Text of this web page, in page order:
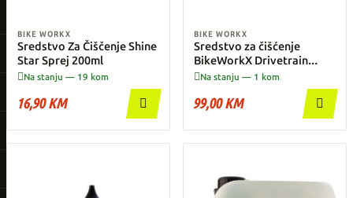
BIKE WORKX
Sredstvo Za Čiščenje Shine
Star Sprej 200ml
Na stanju — 19 kom
16,90 KM 
BIKE WORKX
Sredstvo za čišćenje
BikeWorkX Drivetrain
Cleaner 5l
Na stanju — 1 kom
99,00 KM 